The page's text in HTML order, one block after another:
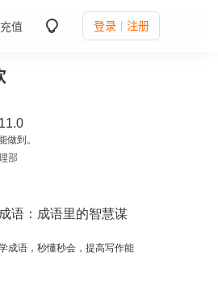
值 登录 注册
做到。
部
语：成语里的智慧谋
成语，秒懂秒会，提高写作能